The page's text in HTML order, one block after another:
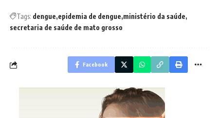
Tags: dengue epidemia de dengue ministério da saúde
secretaria de saúde de mato grosso
Facebook